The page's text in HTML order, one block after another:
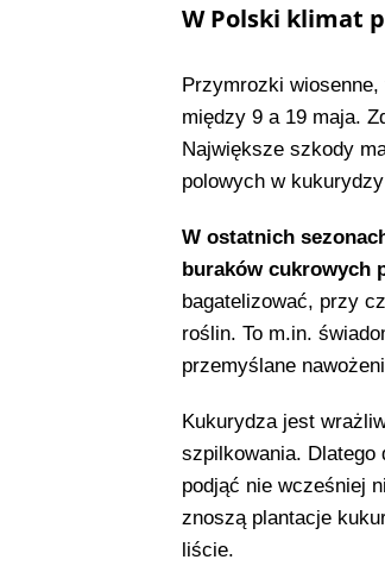
W Polski klimat
Przymrozki
między 9 a 19 maja.
Największe szkody
polowych w
W ostatnich
buraków cukrowych
bagatelizować, przy
roślin. To m.in.
przemyślane
Kukurydza jest
szpilkowania. Dlatego
podjąć nie wcześniej
znoszą plantacje
liście.